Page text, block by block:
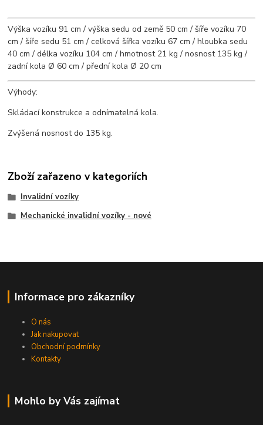
Výška vozíku 91 cm / výška sedu od země 50 cm / šíře vozíku 70
cm / šíře sedu 51 cm / celková šířka vozíku 67 cm / hloubka sedu
40 cm / délka vozíku 104 cm / hmotnost 21 kg / nosnost 135 kg /
zadní kola Ø 60 cm / přední kola Ø 20 cm
Výhody:
Skládací konstrukce a odnímatelná kola.
Zvýšená nosnost do 135 kg.
Zboží zařazeno v kategoriích
Invalidní vozíky
Mechanické invalidní vozíky - nové
Informace pro zákazníky
O nás
Jak nakupovat
Obchodní podmínky
Kontakty
Mohlo by Vás zajímat